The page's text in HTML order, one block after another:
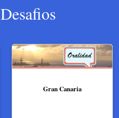
Gran Canaria